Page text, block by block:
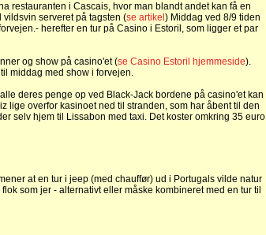
restauranten i Cascais, hvor man blandt andet kan få en
serveret på tagsten (se artikel ) Middag ved 8/9 tiden
herefter en tur på Casino i Estoril, som ligger et par
og show på casino'et (se Casino Estoril hjemmeside).
middag med show i forvejen.
deres penge op ved Black-Jack bordene på casino'et kan
lige overfor kasinoet ned til stranden, som har åbent til den
selv hjem til Lissabon med taxi. Det koster omkring 35 euro
at en tur i jeep (med chauffør) ud i Portugals vilde natur
som jer - alternativt eller måske kombineret med en tur til